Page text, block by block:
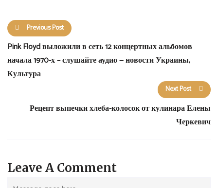
Previous Post
Pink Floyd выложили в сеть 12 концертных альбомов
начала 1970-х – слушайте аудио — новости Украины,
Культура
Next Post
Рецепт выпечки хлеба-колосок от кулинара Елены
Черкевич
Leave A Comment